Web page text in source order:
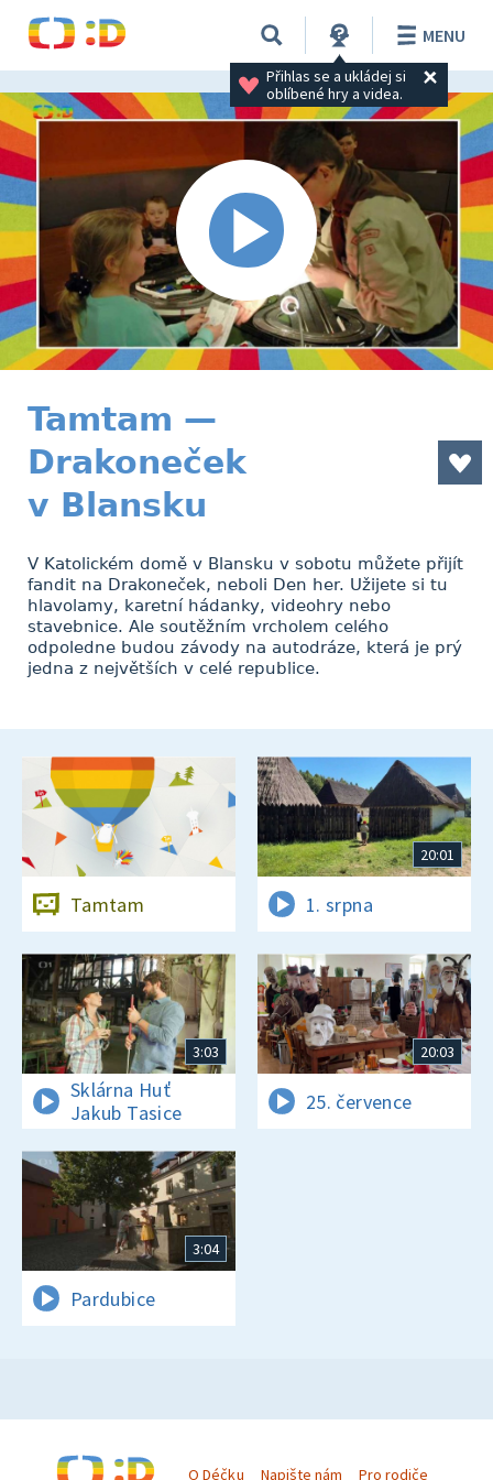
Přihlas se a ukládej si
oblíbené hry a videa.
MENU
Tamtam —
Drakoneček
v Blansku
V Katolickém domě v Blansku v sobotu můžete přijít
fandit na Drakoneček, neboli Den her. Užijete si tu
hlavolamy, karetní hádanky, videohry nebo
stavebnice. Ale soutěžním vrcholem celého
odpoledne budou závody na autodráze, která je prý
jedna z největších v celé republice.
Tamtam
20:01
1. srpna
3:03
Sklárna Huť
Jakub Tasice
20:03
25. července
3:04
Pardubice
O Déčku Napište nám Pro rodiče